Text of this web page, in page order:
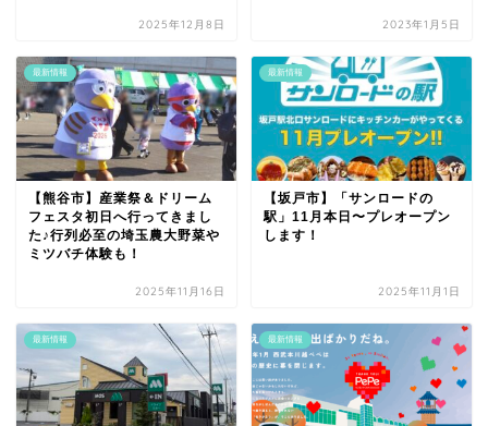
2025年12月8日 2023年1月5日
最新情報
【熊谷市】産業祭＆ドリーム
フェスタ初日へ行ってきまし
た♪行列必至の埼玉農大野菜や
ミツバチ体験も！
2025年11月16日
最新情報
【坂戸市】「サンロードの
駅」11月本日〜プレオープン
します！
2025年11月1日
最新情報 最新情報